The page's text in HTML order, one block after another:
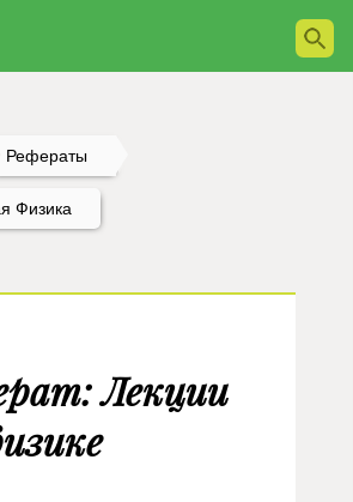
Рефераты
Физика
Лекции